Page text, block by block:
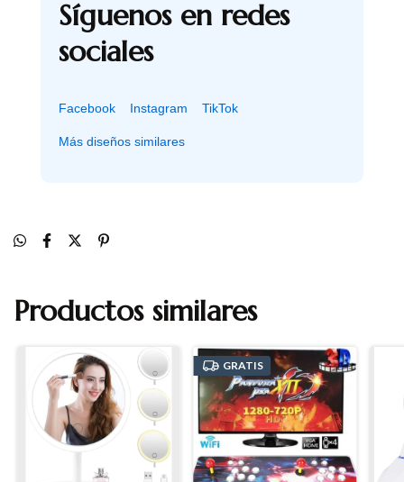
Síguenos en redes
sociales
Facebook Instagram TikTok
Más diseños similares
Productos similares
GRATIS